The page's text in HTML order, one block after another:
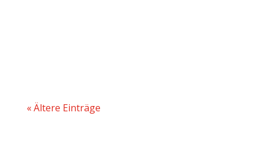
« Ältere Einträge